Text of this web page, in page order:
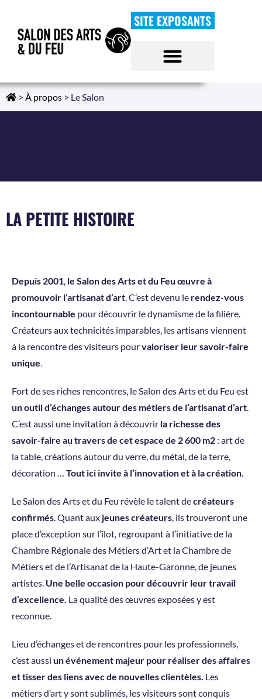
SITE EXPOSANTS
> À propos > Le Salon
LA PETITE HISTOIRE
Depuis 2001, le Salon des Arts et du Feu œuvre à
promouvoir l’artisanat d’art.C’est devenu le rendez-vous
incontournable pour découvrir le dynamisme de la filière.
Créateurs aux technicités imparables, les artisans viennent
à la rencontre des visiteurs pourvaloriser leur savoir-faire
unique.
Fort de ses riches rencontres, le Salon des Arts et du Feu est
un outil d’échanges autour des métiers de l’artisanat d’art.
C’est aussi une invitation à découvrir la richesse des
savoir-faire au travers de cet espace de 2 600 m2 : art de
la table, créations autour du verre, du métal, de la terre,
décoration … Tout ici invite à l’innovation et à la création.
Le Salon des Arts et du Feu révèle le talent decréateurs
confirmés. Quant aux jeunes créateurs, ils trouveront une
place d’exception sur l’îlot, regroupant à l’initiative de la
Chambre Régionale des Métiers d’Art et la Chambre de
Métiers et de l’Artisanat de la Haute-Garonne, de jeunes
artistes. Une belle occasion pour découvrir leur travail
d’excellence. La qualité des œuvres exposées y est
reconnue.
Lieu d’échanges et de rencontres pour les professionnels,
c’est aussi un événement majeur pour réaliser des affaires
et tisser des liens avec de nouvelles clientèles. Les
métiers d’art y sont sublimés, les visiteurs sont conquis